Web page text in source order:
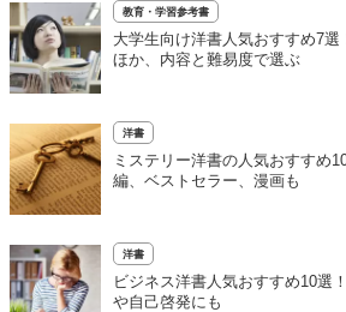
教育・学習参考書
大学生向け洋書人気おすすめ7
ほか、内容と難易度で選ぶ
洋書
ミステリー洋書の人気おすすめ
編、ベストセラー、漫画も
洋書
ビジネス洋書人気おすすめ10選
や自己啓発にも